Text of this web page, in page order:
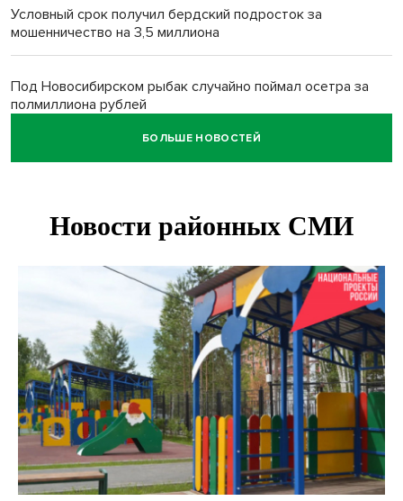
Условный срок получил бердский подросток за
мошенничество на 3,5 миллиона
Под Новосибирском рыбак случайно поймал осетра за
полмиллиона рублей
Мартышки Бразза с модной стрижкой стали звездами
Премии самому себе обернулись делом для директора
Более 7 тысяч новосибирцев получили прибавку к пенсии
Ветеран СВО выявил рак на бесплатной диспансеризации
в Новосибирске
БОЛЬШЕ НОВОСТЕЙ